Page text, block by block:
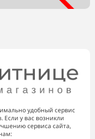
удобный сервис
Если у вас возникли
сервиса сайта,